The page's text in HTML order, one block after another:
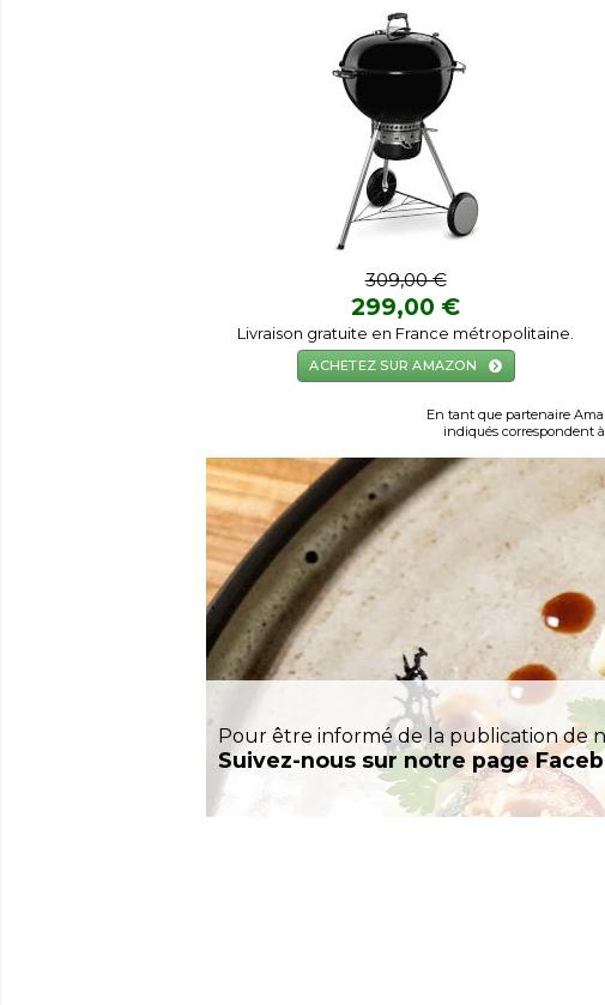
309,00 €
299,00 €
Livraison gratuite en France métropolitaine.
ACHETEZ SUR AMAZON
En tant que partenaire
indiqués correspondent
Pour être informé de la publication de
Suivez-nous sur notre page